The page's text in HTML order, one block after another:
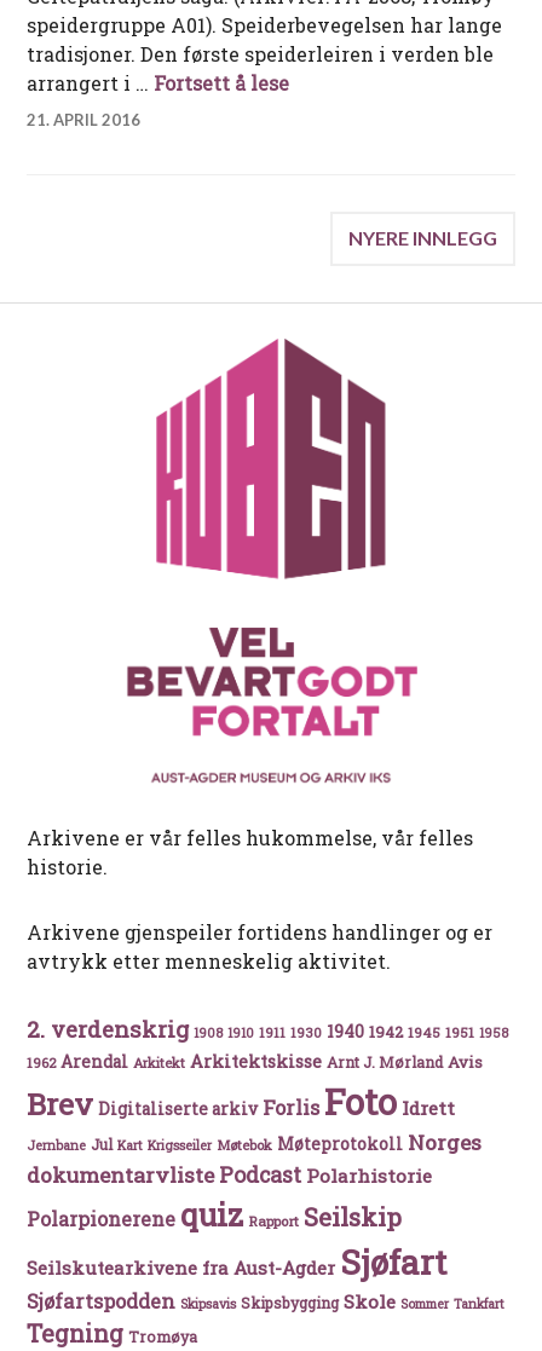
speidergruppe A01). Speiderbevegelsen har lange
tradisjoner. Den første speiderleiren i verden ble
arrangert i … Fortsett å leseGeitepatruljens saga
21. APRIL 2016
Innleggnavigasjon
NYERE INNLEGG
Arkivene er vår felles hukommelse, vår felles
historie.
Arkivene gjenspeiler fortidens handlinger og er
avtrykk etter menneskelig aktivitet.
2. verdenskrig 1908 1910 1911 1930 1940 1942 1945 1951 1958
1962 Arendal Arkitekt Arkitektskisse Arnt J. Mørland Avis
Brev Digitaliserte arkiv Forlis Foto Idrett
Jernbane Jul Kart Krigsseiler Møtebok Møteprotokoll Norges
dokumentarvlistePodcast Polarhistorie
Polarpionerene quiz Rapport Seilskip
Seilskutearkivene fra Aust-Agder Sjøfart
Sjøfartspodden Skipsavis Skipsbygging Skole Sommer Tankfart
Tegning Tromøya